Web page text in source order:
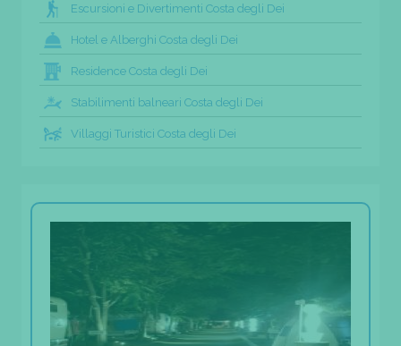
Escursioni e Divertimenti Costa degli Dei
Hotel e Alberghi Costa degli Dei
Residence Costa degli Dei
Stabilimenti balneari Costa degli Dei
Villaggi Turistici Costa degli Dei